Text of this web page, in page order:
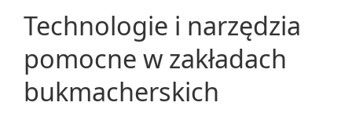
Technologie i narzędzia
pomocne w zakładach
bukmacherskich